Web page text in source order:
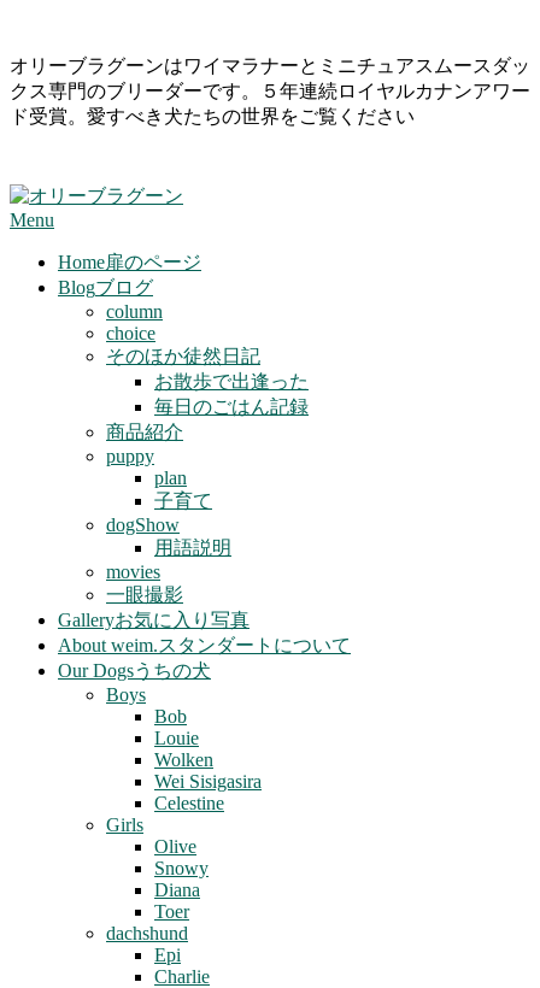
Skip
to
content
オリーブラグーンはワイマラナーとミニチュアスムースダッ
クス専門のブリーダーです。５年連続ロイヤルカナンアワー
ド受賞。愛すべき犬たちの世界をご覧ください
Primary
Menu
Menu
Home扉のページ
Blogブログ
column
choice
そのほか徒然日記
お散歩で出逢った
毎日のごはん記録
商品紹介
puppy
plan
子育て
dogShow
用語説明
movies
一眼撮影
Galleryお気に入り写真
About weim.スタンダートについて
Our Dogsうちの犬
Boys
Bob
Louie
Wolken
Wei Sisigasira
Celestine
Girls
Olive
Snowy
Diana
Toer
dachshund
Epi
Charlie